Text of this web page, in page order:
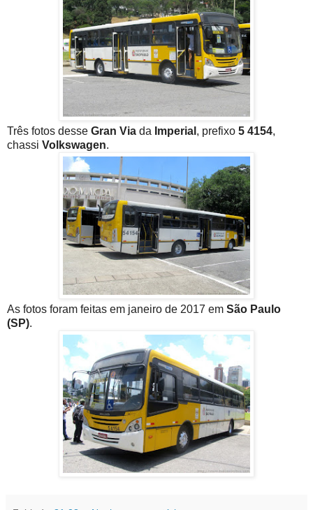
Três fotos desse Gran Via da Imperial , prefixo 5 4154,
chassi Volkswagen.
As fotos foram feitas em janeiro de 2017 em São Paulo
(SP).